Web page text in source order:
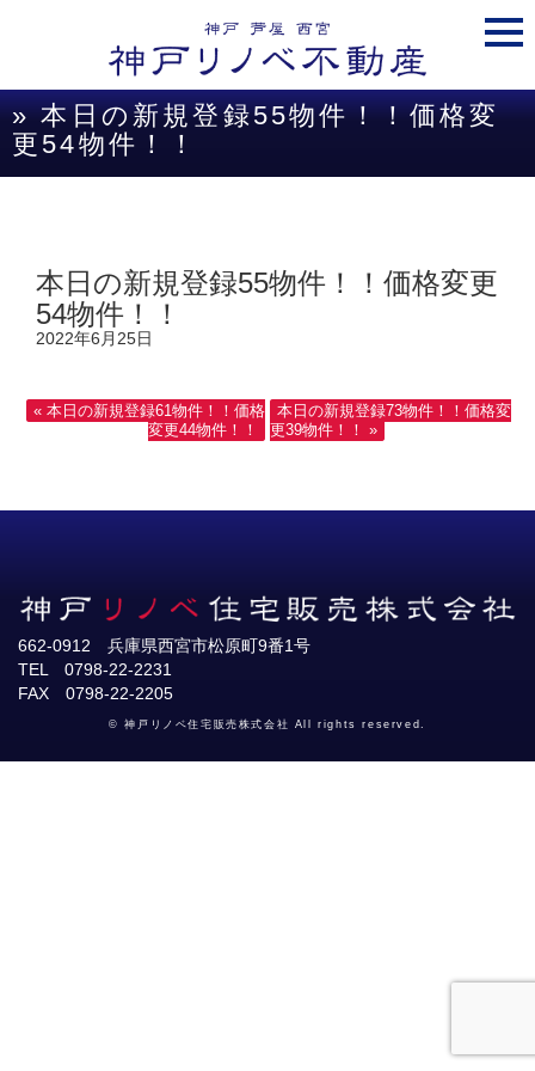
» 本日の新規登録55物件！！価格変
更54物件！！
本日の新規登録55物件！！価格変更
54物件！！
2022年6月25日
« 本日の新規登録61物件！！価格
変更44物件！！
本日の新規登録73物件！！価格変
更39物件！！ »
662-0912 兵庫県西宮市松原町9番1号
TEL 0798-22-2231
FAX 0798-22-2205
© 神戸リノベ住宅販売株式会社 All rights reserved.